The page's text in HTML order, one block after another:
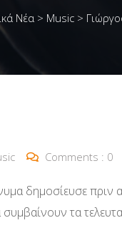
Νέα > Music >
Comments : 0
δημοσίευσε
συμβαίνουν τα